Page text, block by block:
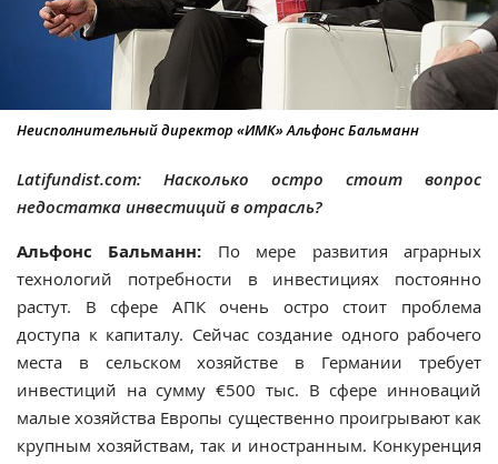
Неисполнительный директор «ИМК» Альфонс Бальманн
Latifundist.com: Насколько остро стоит вопрос
недостатка инвестиций в отрасль?
Альфонс Бальманн: По мере развития аграрных
технологий потребности в инвестициях постоянно
растут. В сфере АПК очень остро стоит проблема
доступа к капиталу. Сейчас создание одного рабочего
места в сельском хозяйстве в Германии требует
инвестиций на сумму €500 тыс. В сфере инноваций
малые хозяйства Европы существенно проигрывают как
крупным хозяйствам, так и иностранным. Конкуренция